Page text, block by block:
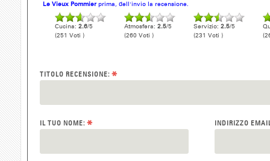
Le Vieux Pommierprima, dell'invio la recensione.
Cucina: 2.6/5
(251 Voti )
Atmosfera: 2.5/5
(260 Voti )
Servizio: 2.5/5
(231 Voti )
TITOLO RECENSIONE: *
IL TUO NOME: * INDIRIZZO